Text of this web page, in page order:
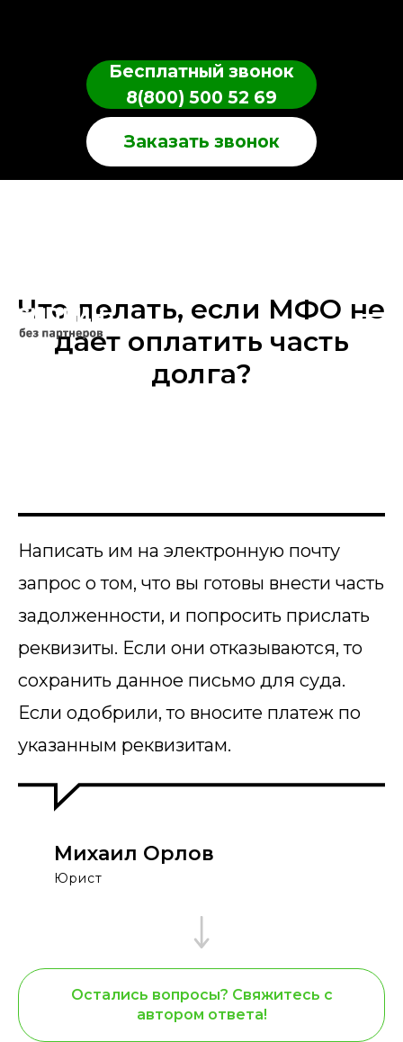
Бесплатный звонок
8(800) 500 52 69
Заказать звонок
Что делать, если МФО не
дает оплатить часть
долга?
Написать им на электронную почту
запрос о том, что вы готовы внести часть
задолженности, и попросить прислать
реквизиты. Если они отказываются, то
сохранить данное письмо для суда.
Если одобрили, то вносите платеж по
указанным реквизитам.
Михаил Орлов
Юрист
Остались вопросы? Свяжитесь с
автором ответа!